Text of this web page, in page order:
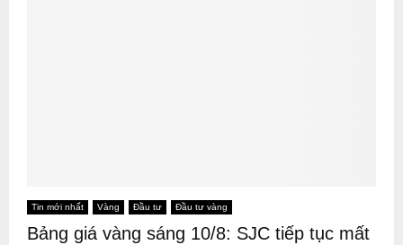
Tin mới nhất Vàng Đầu tư Đầu tư vàng
Bảng giá vàng sáng 10/8: SJC tiếp tục mất